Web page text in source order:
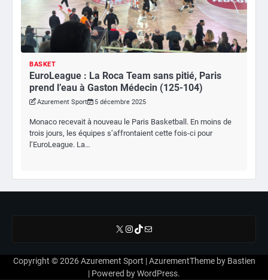
BASKET
EuroLeague : La Roca Team sans pitié, Paris
prend l’eau à Gaston Médecin (125-104)
Azurement Sport 5 décembre 2025
Monaco recevait à nouveau le Paris Basketball. En moins de
trois jours, les équipes s’affrontaient cette fois-ci pour
l’EuroLeague. La…
X Instagram
TikTok
E-mail
Copyright © 2026Azurement Sport | AzurementTheme by Bastien
| Powered byWordPress.